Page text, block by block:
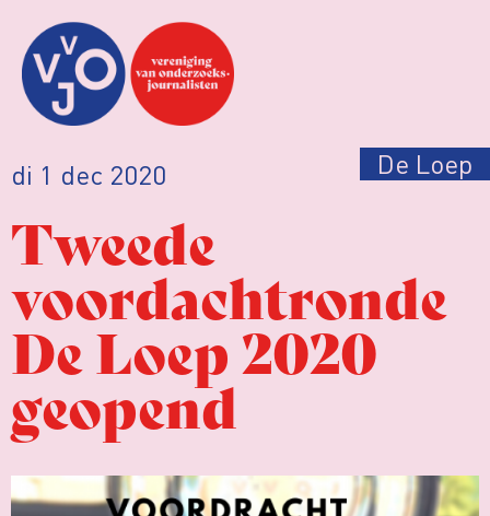
di 1 dec 2020 De Loep
Tweede
voordachtronde
De Loep 2020
geopend